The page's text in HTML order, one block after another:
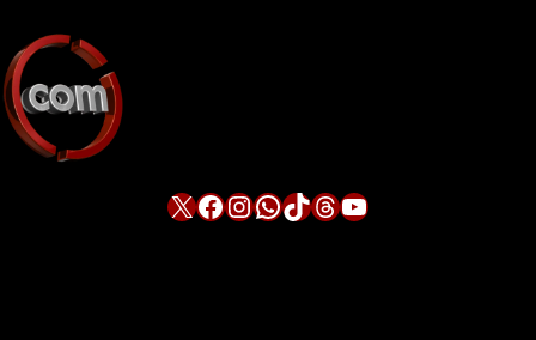
X Facebook InstagramWhatsApp TikTok Threads YouTube